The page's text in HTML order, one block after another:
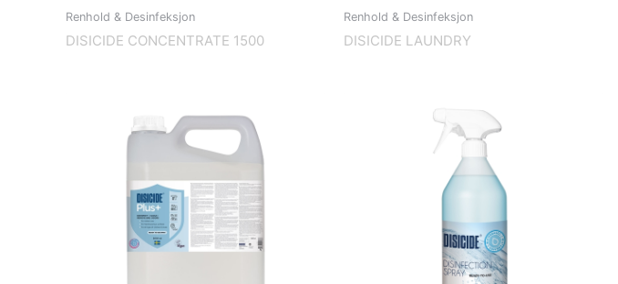
Renhold & Desinfeksjon
DISICIDE CONCENTRATE 1500
Renhold & Desinfeksjon
DISICIDE LAUNDRY